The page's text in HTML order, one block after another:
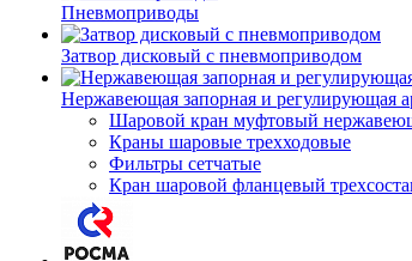
Пневмоприводы
Затвор дисковый с пневмоприводом
Нержавеющая запорная и регулирующая
Шаровой кран муфтовый
Краны шаровые трехходовые
Фильтры сетчатые
Кран шаровой фланцевый